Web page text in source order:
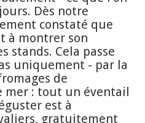
Dès notre
constaté que
à montrer son
stands. Cela passe
uniquement - par la
de
mer : tout un éventail
est à
gratuitement